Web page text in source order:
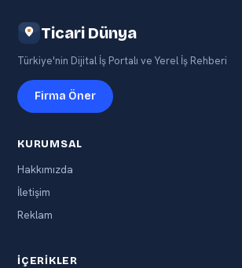
Ticari Dünya
Türkiye'nin Dijital İş Portalı ve Yerel İş Rehberi
Firma Öner
KURUMSAL
Hakkımızda
İletişim
Reklam
İÇERIKLER